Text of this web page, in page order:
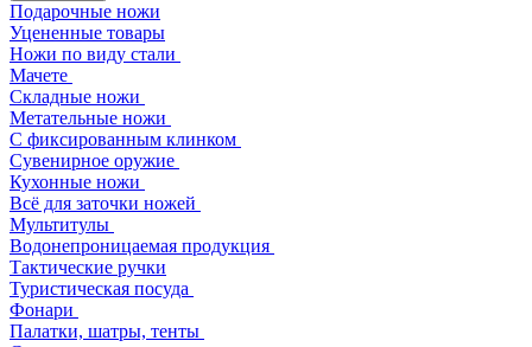
Подарочные ножи
Уцененные товары
Ножи по виду стали
Мачете
Складные ножи
Метательные ножи
С фиксированным клинком
Сувенирное оружие
Кухонные ножи
Всё для заточки ножей
Мультитулы
Водонепроницаемая продукция
Тактические ручки
Туристическая посуда
Фонари
Палатки, шатры, тенты